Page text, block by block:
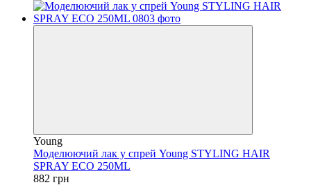
Young
Моделюючий лак у спрей Young STYLING HAIR
SPRAY ECO 250ML
882 грн